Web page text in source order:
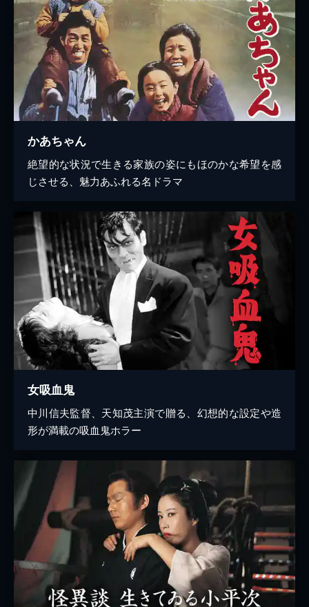
かあちゃん
絶望的な状況で生きる家族の姿にもほのかな希望を感
じさせる、魅力あふれる名ドラマ
女吸血鬼
中川信夫監督、天知茂主演で贈る、幻想的な設定や造
形が満載の吸血鬼ホラー